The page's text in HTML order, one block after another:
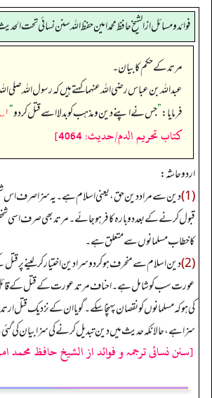
فوائد ومسائل از الشيخ حافظ محمد امين حفظ الله سنن نسائي تحت
مرتد کے حکم کا بیان۔
عبداللہ بن عباس رضی اللہ عنہما کہتے ہیں کہ رسول اللہ صلی
فرمایا:”جس نے اپنے دین و مذہب کو بدلا اسے قتل کر دو“۱؎
كتاب تحريم الدم/حدیث: 4064]
اردو حاشہ:
(1) دین سے مراد دین حق، یعنی اسلام ہے۔ یہ سزا صرف
قبول کرنے کے بعد دوبارہ کافر ہو جائے۔ مرتد بھی صرف اسی
کا خطاب مسلمانوں سے متعلق ہے۔
(2) دین اسلام سے منحرف ہو کر دوسرا دین اختیار کر لینے پر
عورت سب کو شامل ہے۔ احناف مرتد عورت کے قتل کے قائل
کی ہو کہ مسلمانوں کو نقصان پہنچا سکے۔ گویا ان کے نزدیک قتل
سزا ہے، حالانکہ حدیث میں دین تبدیل کرنے کی سزا بیان کی گئی
[سنن نسائی ترجمہ و فوائد از الشیخ حافظ